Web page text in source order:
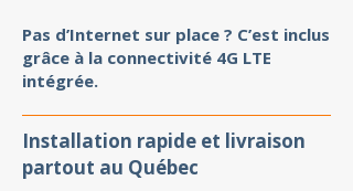
Pas d’Internet sur place ? C’est inclus
grâce à la connectivité 4G LTE
intégrée.
Installation rapide et livraison
partout au Québec